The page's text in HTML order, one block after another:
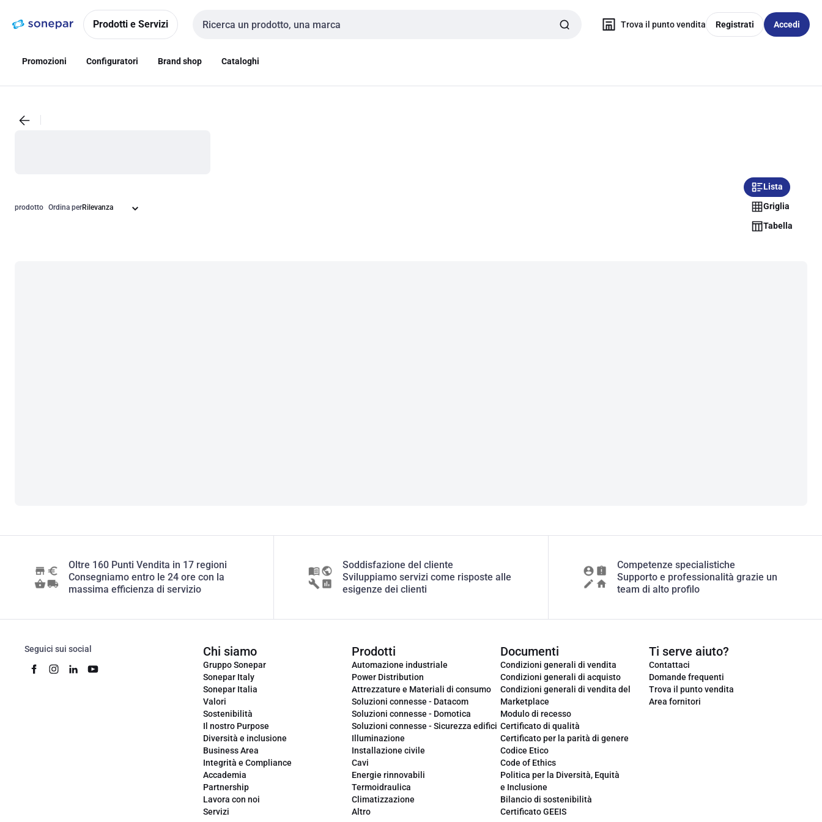
navigazionealla
Prodotti e Servizi
Cerca input
Trova il punto vendita Registrati Accedi
Promozioni Configuratori Brand shop Cataloghi
prodotto Ordina per
Lista
Griglia
Tabella
Oltre 160 Punti Vendita in 17 regioni
Consegniamo entro le 24 ore con la
massima efficienza di servizio
Soddisfazione del cliente
Sviluppiamo servizi come risposte alle
esigenze dei clienti
Competenze specialistiche
Supporto e professionalità grazie un
team di alto profilo
Seguici sui social Chi siamo
Gruppo Sonepar
Sonepar Italy
Sonepar Italia
Valori
Sostenibilità
Il nostro Purpose
Diversità e inclusione
Business Area
Integrità e Compliance
Accademia
Partnership
Lavora con noi
Servizi
Prodotti
Automazione industriale
Power Distribution
Attrezzature e Materiali di consumo
Soluzioni connesse - Datacom
Soluzioni connesse - Domotica
Soluzioni connesse - Sicurezza edifici
Illuminazione
Installazione civile
Cavi
Energie rinnovabili
Termoidraulica
Climatizzazione
Altro
Documenti
Condizioni generali di vendita
Condizioni generali di acquisto
Condizioni generali di vendita del
Marketplace
Modulo di recesso
Certificato di qualità
Certificato per la parità di genere
Codice Etico
Code of Ethics
Politica per la Diversità, Equità
e Inclusione
Bilancio di sostenibilità
Certificato GEEIS
Ti serve aiuto?
Contattaci
Domande frequenti
Trova il punto vendita
Area fornitori